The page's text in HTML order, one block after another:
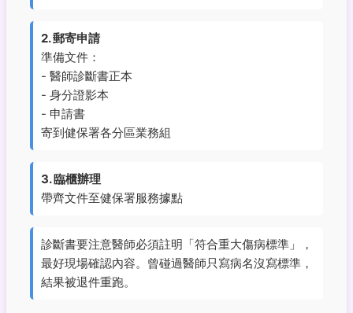
2. 郵寄申請
準備文件：
- 醫師診斷書正本
- 身分證影本
- 申請書
寄到健保署各分區業務組
3. 臨櫃辦理
帶齊文件至健保署服務據點
診斷書要注意醫師必須註明「符合重大傷病標準」，
最好現場確認內容。曾碰過醫師只寫病名沒寫標準，
結果被退件重跑。